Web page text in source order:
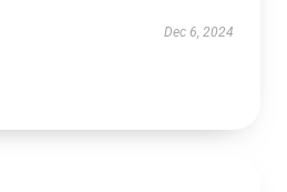
Dec 6, 2024